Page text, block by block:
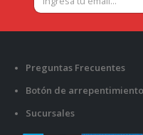
Preguntas Frecuentes
Botón de arrepentimiento
Sucursales